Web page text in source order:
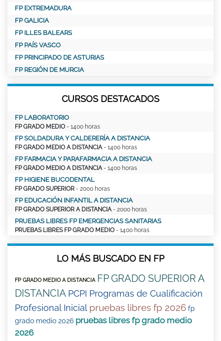
FP EXTREMADURA
FP GALICIA
FP ILLES BALEARS
FP PAÍS VASCO
FP PRINCIPADO DE ASTURIAS
FP REGIÓN DE MURCIA
CURSOS DESTACADOS
FP LABORATORIO
FP GRADO MEDIO - 1400 horas
FP SOLDADURA Y CALDERERÍA A DISTANCIA
FP GRADO MEDIO A DISTANCIA - 1400 horas
FP FARMACIA Y PARAFARMACIA A DISTANCIA
FP GRADO MEDIO A DISTANCIA - 1400 horas
FP HIGIENE BUCODENTAL
FP GRADO SUPERIOR - 2000 horas
FP EDUCACIÓN INFANTIL A DISTANCIA
FP GRADO SUPERIOR A DISTANCIA - 2000 horas
PRUEBAS LIBRES FP EMERGENCIAS SANITARIAS
PRUEBAS LIBRES FP GRADO MEDIO - 1400 horas
LO MÁS BUSCADO EN FP
FP GRADO MEDIO A DISTANCIA FP GRADO SUPERIOR A
DISTANCIA PCPI Programas de Cualificación
Profesional Inicial pruebas libres fp 2026 fp
grado medio 2026 pruebas libres fp grado medio
2026